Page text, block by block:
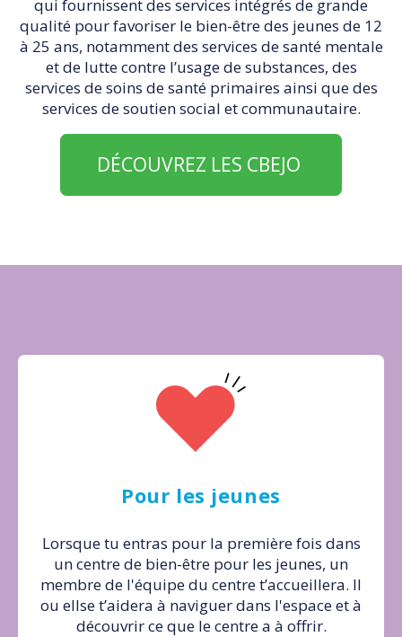
qui fournissent des services intégrés de grande
qualité pour favoriser le bien-être des jeunes de 12
à 25 ans, notamment des services de santé mentale
et de lutte contre l’usage de substances, des
services de soins de santé primaires ainsi que des
services de soutien social et communautaire.
DÉCOUVREZ LES CBEJO
Pour les jeunes
Lorsque tu entras pour la première fois dans
un centre de bien-être pour les jeunes, un
membre de l'équipe du centre t’accueillera. Il
ou ellse t’aidera à naviguer dans l'espace et à
découvrir ce que le centre a à offrir.